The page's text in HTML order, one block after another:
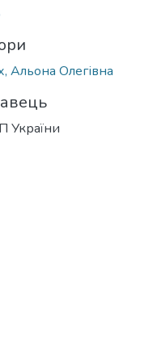
Альона Олегівна
України